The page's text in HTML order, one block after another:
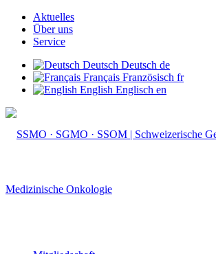
Aktuelles
Über uns
Service
Deutsch Deutsch de
Français Französisch fr
English Englisch en